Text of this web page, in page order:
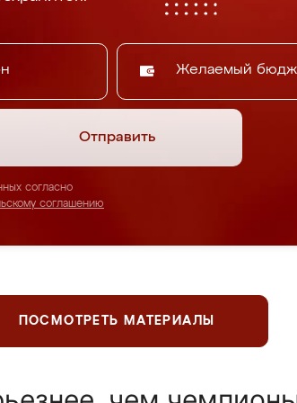
Желаемый
Отправить
согласно
соглашению
ПОСМОТРЕТЬ МАТЕРИАЛЫ